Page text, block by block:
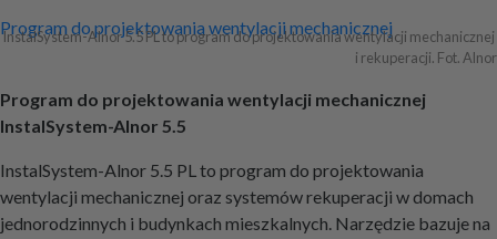
Nawigacja
Program do projektowania wentylacji mechanicznej
InstalSystem-Alnor 5.5 PL to program do projektowania wentylacji mechanicznej
i rekuperacji. Fot. Alnor
Program do projektowania wentylacji mechanicznej
InstalSystem-Alnor 5.5
InstalSystem-Alnor 5.5 PL to program do projektowania
wentylacji mechanicznej oraz systemów rekuperacji w domach
jednorodzinnych i budynkach mieszkalnych. Narzędzie bazuje na